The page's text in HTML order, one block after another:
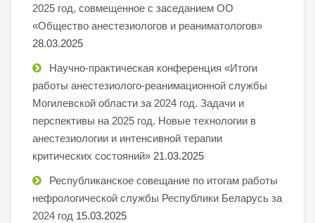
2025 год, совмещенное с заседанием ОО
«Общество анестезиологов и реаниматологов»
28.03.2025
Научно-практическая конференция «Итоги
работы анестезиолого-реанимационной службы
Могилевской области за 2024 год. Задачи и
перспективы на 2025 год. Новые технологии в
анестезиологии и интенсивной терапии
критических состояний» 21.03.2025
Республиканское совещание по итогам работы
нефрологической службы Республики Беларусь за
2024 год 15.03.2025